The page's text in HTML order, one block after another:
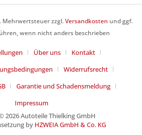
Mehrwertsteuer zzgl.Versandkosten und ggf.
wenn nicht anders beschrieben
Über uns
Kontakt
Widerrufsrecht
Garantie und Schadensmeldung
Impressum
2026 Autoteile Thielking GmbH
by HZWEIA GmbH & Co. KG